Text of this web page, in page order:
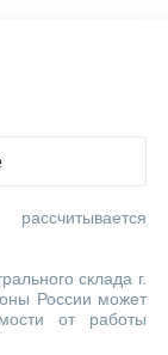
склада г.
России может
от работы